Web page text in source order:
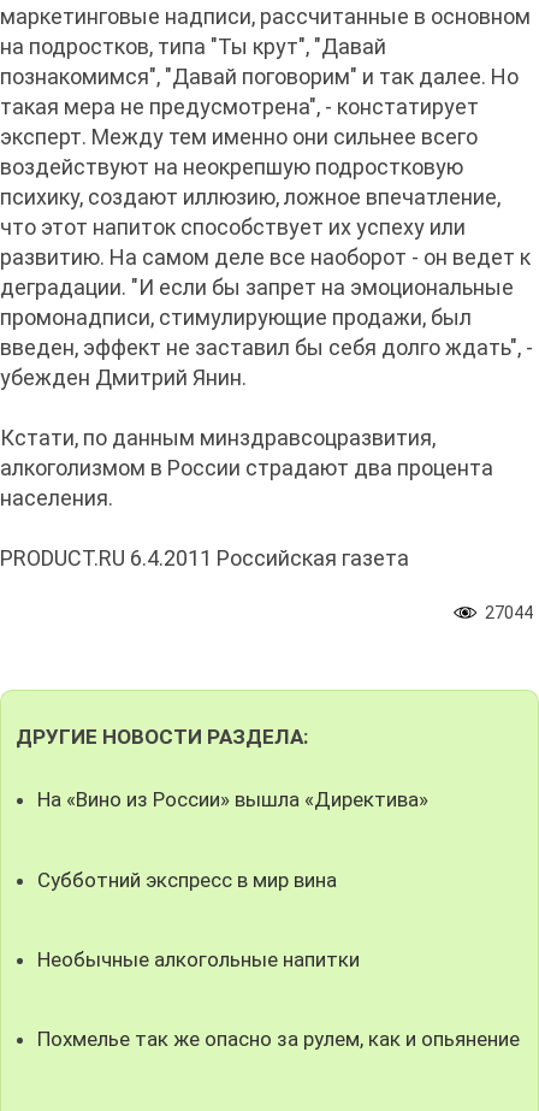
маркетинговые надписи, рассчитанные в основном
на подростков, типа "Ты крут", "Давай
познакомимся", "Давай поговорим" и так далее. Но
такая мера не предусмотрена", - констатирует
эксперт. Между тем именно они сильнее всего
воздействуют на неокрепшую подростковую
психику, создают иллюзию, ложное впечатление,
что этот напиток способствует их успеху или
развитию. На самом деле все наоборот - он ведет к
деградации. "И если бы запрет на эмоциональные
промонадписи, стимулирующие продажи, был
введен, эффект не заставил бы себя долго ждать", -
убежден Дмитрий Янин.
Кстати, по данным минздравсоцразвития,
алкоголизмом в России страдают два процента
населения.
PRODUCT.RU 6.4.2011 Российская газета
27044
ДРУГИЕ НОВОСТИ РАЗДЕЛА:
На «Вино из России» вышла «Директива»
Субботний экспресс в мир вина
Необычные алкогольные напитки
Похмелье так же опасно за рулем, как и опьянение